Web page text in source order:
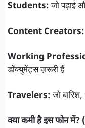
Students:जो पढ़ाई
Content Creators:
Working
डॉक्युमेंट्स ज़रूरी हैं
Travelers:जो बारिश,
क्या कमी है इस फोन